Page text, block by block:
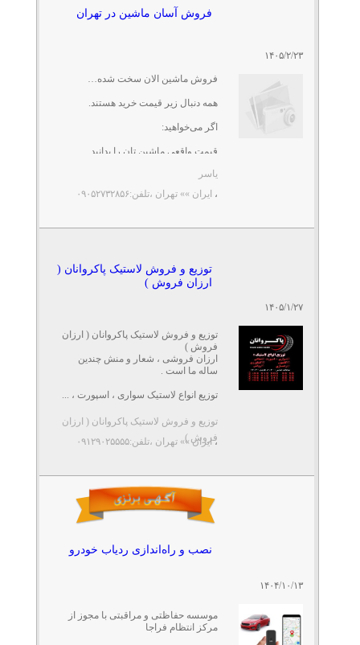
۱۴۰۵/۲/۲۳
فروش آسان ماشین در تهران
فروش ماشین الان سخت شده…
همه دنبال زیر قیمت خرید هستند.
اگر می‌خواهید:
قیمت واقعی ماشین تان را بدانید
و کمتر درگیر تماس و ...
یاسر
، ایران »» تهران ،تلفن:۰۹۰۵۲۷۳۲۸۵۶
۱۴۰۵/۱/۲۷
توزیع و فروش لاستیک پاکروانان (
ارزان فروش )
توزیع و فروش لاستیک پاکروانان ( ارزان
فروش )
ارزان فروشی ، شعار و منش چندین
ساله ما است .
توزیع انواع لاستیک سواری ، اسپورت ، ...
توزیع و فروش لاستیک پاکروانان ( ارزان
فروش )
،ایران »» تهران ،تلفن:۰۹۱۲۹۰۲۵۵۵۵
۱۴۰۴/۱۰/۱۳
نصب و راه‌اندازی ردیاب خودرو
موسسه حفاظتی و مراقبتی با مجوز از
مرکز انتظام فراجا